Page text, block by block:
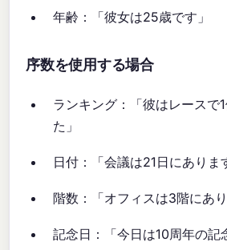
年齢：「彼女は25歳です」
序数を使用する場合
ランキング：「彼はレースで
た」
日付：「会議は21日にありま
階数：「オフィスは3階にあり
記念日：「今日は10周年の記